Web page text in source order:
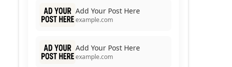
Add Your Post Here
example.com
Add Your Post Here
example.com